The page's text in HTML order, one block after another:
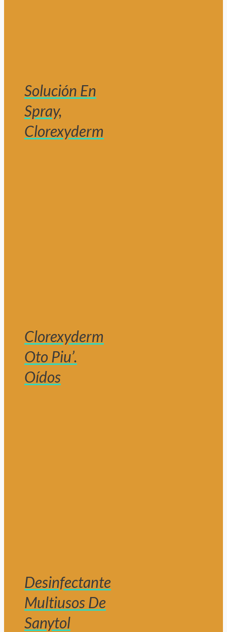
Solución En
Spray,
Clorexyderm
Clorexyderm
Oto Piu’.
Oídos
Desinfectante
Multiusos De
Sanytol